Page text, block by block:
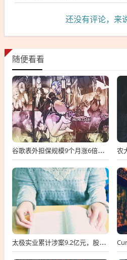
还没有评论，来
随便看看
谷歌表外担保规模9个月涨6倍至438亿美元，用“财务兜底”换TPU芯片订单
太极实业累计涉案9.2亿元，股价一周跌超30%，子公司起诉讨要6396万工程款